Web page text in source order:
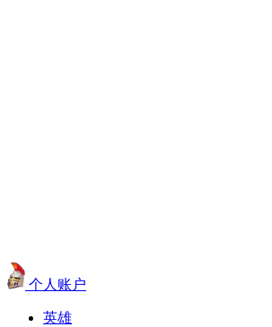
个人账户
英雄